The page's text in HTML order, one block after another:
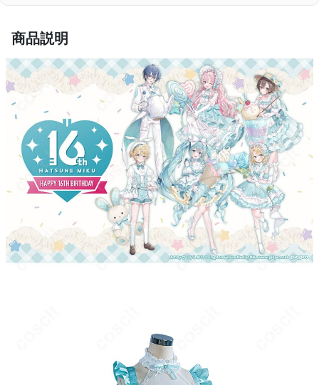
イトになる箇所があります。ダンス撮影時は軽いストレッチと動
作テストを行ってください。
商品説明